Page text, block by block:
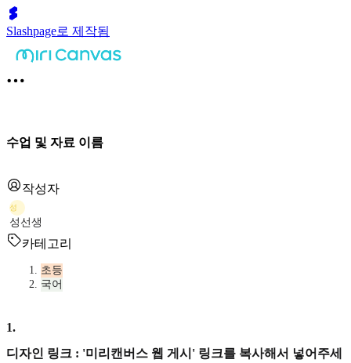
Slashpage로 제작됨
수업 및 자료 이름
작성자
성
성선생
카테고리
초등
국어
1.
디자인 링크 : '미리캔버스 웹 게시' 링크를 복사해서 넣어주세